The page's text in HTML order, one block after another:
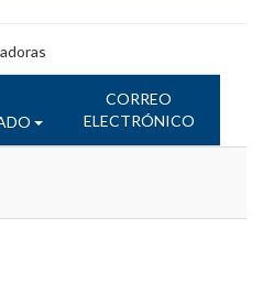
CORREO
ELECTRÓNICO